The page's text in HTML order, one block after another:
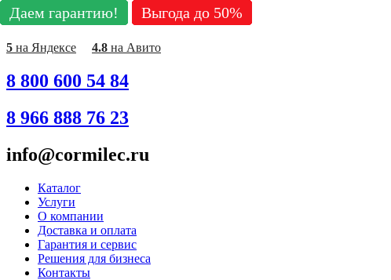
Перейти
к
содержимому
5 на Яндексе 4.8 на Авито
8 800 600 54 84
8 966 888 76 23
info@cormilec.ru
Каталог
Услуги
О компании
Доставка и оплата
Гарантия и сервис
Решения для бизнеса
Контакты
Даем гарантию! Выгода до 50%
Даем гарантию! Выгода до 50%
Даем гарантию! Выгода до 50%
Даем гарантию! Выгода до 50%
Даем гарантию! Выгода до 50%
Даем гарантию! Выгода до 50%
Даем гарантию! Выгода до 50%
Даем гарантию! Выгода до 50%
Даем гарантию! Выгода до 50%